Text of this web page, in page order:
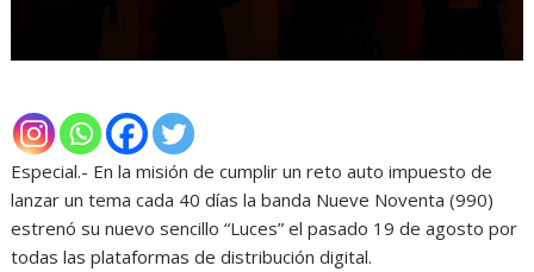
Especial.- En la misión de cumplir un reto auto impuesto de
lanzar un tema cada 40 días la banda Nueve Noventa (990)
estrenó su nuevo sencillo “Luces” el pasado 19 de agosto por
todas las plataformas de distribución digital.